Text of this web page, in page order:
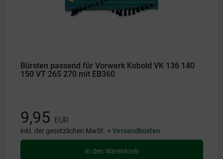
Bürsten passend für Vorwerk Kobold VK 136 140
150 VT 265 270 mit EB360
9,95 EUR
inkl. der gesetzlichen MwSt. +Versandkosten
In den Warenkorb